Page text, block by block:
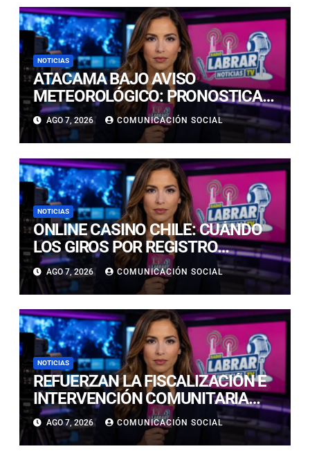
NOTICIAS
ATACAMA BAJO AVISO
METEOROLÓGICO: PRONOSTICAN
LLUVIAS E ISOTERMA CERO ALTA
EN PRECORDILLERA Y
CORDILLERA
AGO 7, 2026 COMUNICACIÓN SOCIAL
NOTICIAS
ONLINE CASINO CHILE: CUÁNDO
LOS GIROS POR REGISTRO
REALMENTE SIRVEN
AGO 7, 2026 COMUNICACIÓN SOCIAL
NOTICIAS
REFUERZAN LA FISCALIZACIÓN E
INTERVENCIÓN COMUNITARIA
CON OPERATIVO CONJUNTO EN
CALDERA
AGO 7, 2026 COMUNICACIÓN SOCIAL